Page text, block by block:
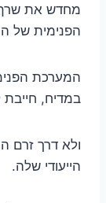
מחדש את
הפנימית של
המערכת
במדיח, חייבת
ולא דרך
הייעודי שלה.